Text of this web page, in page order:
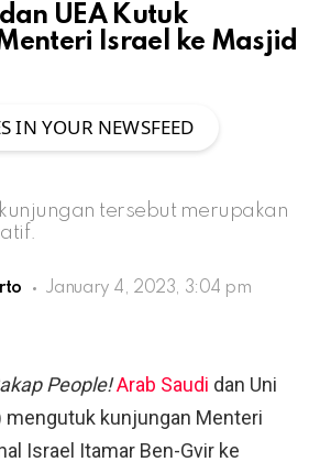
UEA Kutuk
Israel ke Masjid
IN YOUR NEWSFEED
tersebut merupakan
January 4, 2023, 3:04 pm
People!Arab Saudi dan Uni
mengutuk kunjungan Menteri
Israel Itamar Ben-Gvir ke